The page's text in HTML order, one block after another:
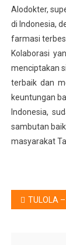
Alodokter,
di Indonesia,
farmasi
Kolaborasi
menciptakan
terbaik dan
keuntungan
Indonesia,
sambutan
masyarakat
Post
TULOLA – BCA – PERTAMINA,